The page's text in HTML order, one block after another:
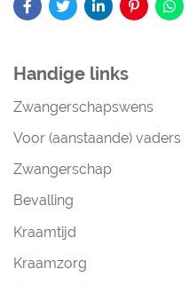
Handige links
Zwangerschapswens
Voor (aanstaande) vaders
Zwangerschap
Bevalling
Kraamtijd
Kraamzorg